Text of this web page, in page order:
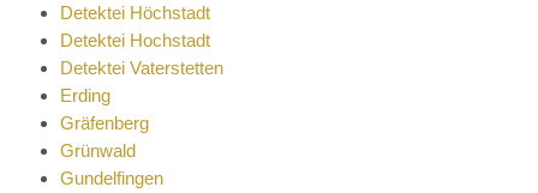
Detektei Höchstadt
Detektei Hochstadt
Detektei Vaterstetten
Erding
Gräfenberg
Grünwald
Gundelfingen